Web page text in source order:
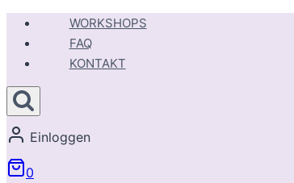
Zum
Inhalt
springen
WORKSHOPS
FAQ
KONTAKT
Einloggen
0